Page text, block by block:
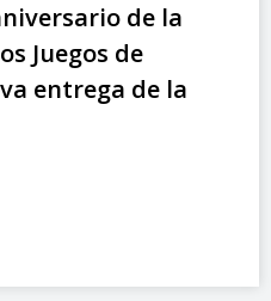
de la
Juegos de
entrega de la